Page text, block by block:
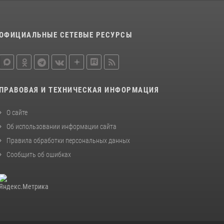
16 июля 2026, 05:30
поддержке Росгвардии изъяты оружие и
21 июля 2026, 07:56
СЕТЕВЫЕ РЕСУРСЫ
ПРАВОВАЯ И ТЕХНИЧЕСКАЯ ИНФОРМАЦИЯ
О сайте
Об использовании информации сайта
Правила обработки персональных данных
Сообщить об ошибках